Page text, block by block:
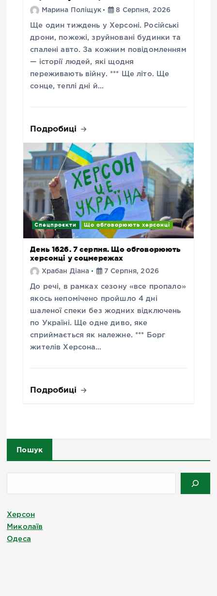
Марина Поліщук 8 Серпня, 2026
Ще один тиждень у Херсоні. Російські
дрони, пожежі, зруйновані будинки та
спалені авто. За кожним повідомленням
— історії людей, які щодня
переживають війну. *** Ще літо. Ще
сонце, теплі дні й…
Подробиці
Спецпроєкти Що обговорюють херсонці
День 1626. 7 серпня. Що обговорюють
херсонці у соцмережах
Храбан Діана 7 Серпня, 2026
До речі, в рамках сезону «все пропало»
якось непомічено пройшло 4 дні
шаленої спеки без жодних відключень
по Україні. Ще одне диво, яке
сприймається як належне. *** Борг
жителів Херсона…
Подробиці
Пошук
Херсон
Миколаїв
Одеса